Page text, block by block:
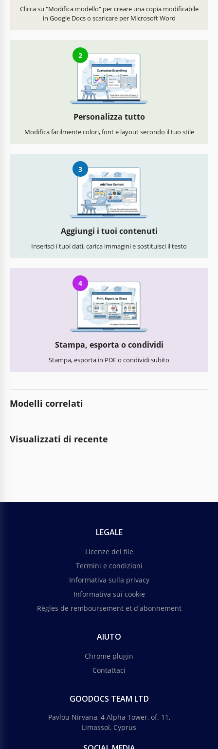
Clicca su "Modifica modello" per creare una copia modificabile
in Google Docs o scaricare per Microsoft Word
2
Personalizza tutto
Modifica facilmente colori, font e layout secondo il tuo stile
3
Aggiungi i tuoi contenuti
Inserisci i tuoi dati, carica immagini e sostituisci il testo
4
Stampa, esporta o condividi
Stampa, esporta in PDF o condividi subito
Modelli correlati
Visualizzati di recente
LEGALE
Licenze dei file
Termini e condizioni
Informativa sulla privacy
Informativa sui cookie
Règles de remboursement et d'abonnement
AIUTO
Chrome plugin
Contattaci
GOODOCS TEAM LTD
Pavlou Nirvana, 4 Alpha Tower, of. 11,
Limassol, Cyprus